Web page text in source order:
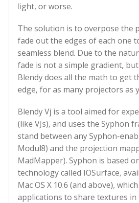
light, or worse.
The solution is to overpose the
fade out the edges of each one
seamless blend. Due to the
fade is not a simple gradient,
Blendy does all the math to get
edge, for as many projectors as
Blendy Vj is a tool aimed for
(like VJs), and uses the Syphon
stand between any Syphon-
Modul8) and the projection
MadMapper). Syphon is based
technology called IOSurface,
Mac OS X 10.6 (and above),
applications to share textures in